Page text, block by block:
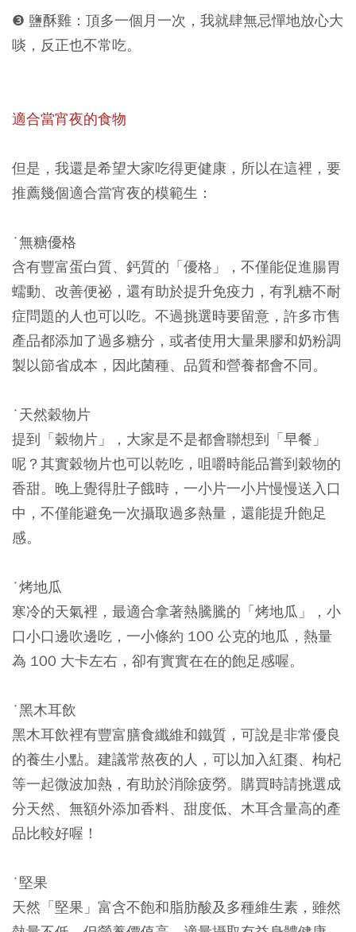
❸ 鹽酥雞：頂多一個月一次，我就肆無忌憚地放心大
啖，反正也不常吃。
適合當宵夜的食物
但是，我還是希望大家吃得更健康，所以在這裡，要
推薦幾個適合當宵夜的模範生：
˙無糖優格
含有豐富蛋白質、鈣質的「優格」，不僅能促進腸胃
蠕動、改善便祕，還有助於提升免疫力，有乳糖不耐
症問題的人也可以吃。不過挑選時要留意，許多市售
產品都添加了過多糖分，或者使用大量果膠和奶粉調
製以節省成本，因此菌種、品質和營養都會不同。
˙天然穀物片
提到「穀物片」，大家是不是都會聯想到「早餐」
呢？其實穀物片也可以乾吃，咀嚼時能品嘗到穀物的
香甜。晚上覺得肚子餓時，一小片一小片慢慢送入口
中，不僅能避免一次攝取過多熱量，還能提升飽足
感。
˙烤地瓜
寒冷的天氣裡，最適合拿著熱騰騰的「烤地瓜」，小
口小口邊吹邊吃，一小條約 100 公克的地瓜，熱量
為 100 大卡左右，卻有實實在在的飽足感喔。
˙黑木耳飲
黑木耳飲裡有豐富膳食纖維和鐵質，可說是非常優良
的養生小點。建議常熬夜的人，可以加入紅棗、枸杞
等一起微波加熱，有助於消除疲勞。購買時請挑選成
分天然、無額外添加香料、甜度低、木耳含量高的產
品比較好喔！
˙堅果
天然「堅果」富含不飽和脂肪酸及多種維生素，雖然